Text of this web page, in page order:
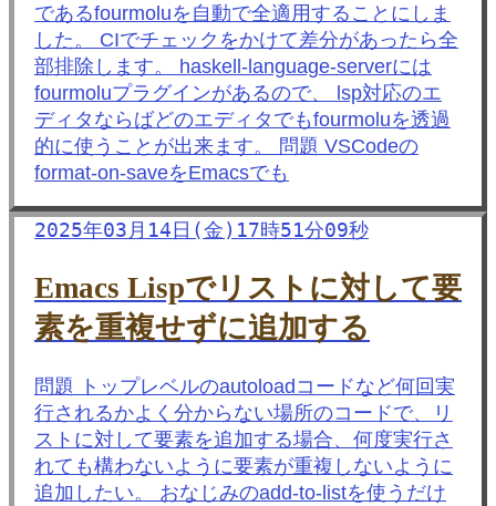
であるfourmoluを自動で全適用することにしま
した。 CIでチェックをかけて差分があったら全
部排除します。 haskell-language-serverには
fourmoluプラグインがあるので、 lsp対応のエ
ディタならばどのエディタでもfourmoluを透過
的に使うことが出来ます。 問題 VSCodeの
format-on-saveをEmacsでも
2025年03月14日(金)17時51分09秒
Emacs Lispでリストに対して要
素を重複せずに追加する
問題 トップレベルのautoloadコードなど何回実
行されるかよく分からない場所のコードで、リ
ストに対して要素を追加する場合、何度実行さ
れても構わないように要素が重複しないように
追加したい。 おなじみのadd-to-listを使うだけ